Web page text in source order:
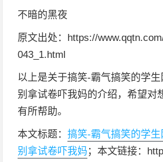
不暗的黑夜
原文出处：https://
043_1.html
以上是关于搞笑-霸气搞笑的学
别拿试卷吓我妈的介绍，希望对
有所帮助。
本文标题： 搞笑-霸气搞笑的学
别拿试卷吓我妈 ；本文链接：